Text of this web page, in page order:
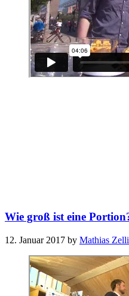
Wie groß ist eine
12. Januar 2017 by Mathias